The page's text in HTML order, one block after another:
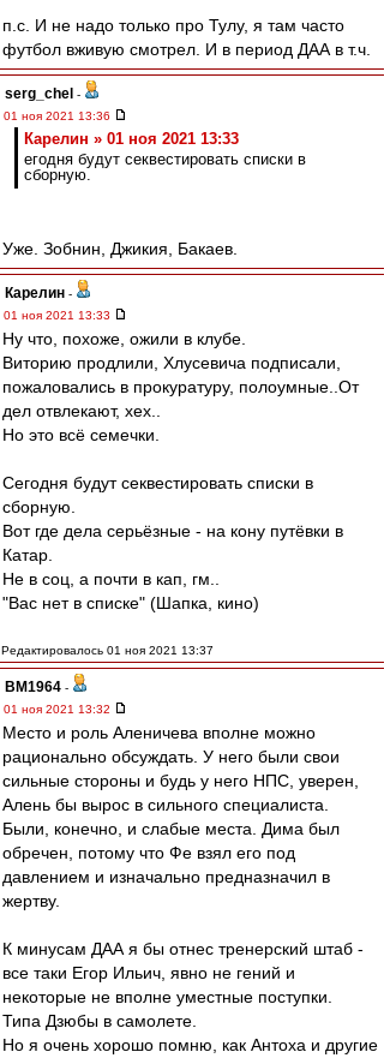
п.с. И не надо только про Тулу, я там часто
футбол вживую смотрел. И в период ДАА в т.ч.
serg_chel -
01 ноя 2021 13:36
Карелин » 01 ноя 2021 13:33
егодня будут секвестировать списки в
сборную.
Уже. Зобнин, Джикия, Бакаев.
Карелин -
01 ноя 2021 13:33
Ну что, похоже, ожили в клубе.
Виторию продлили, Хлусевича подписали,
пожаловались в прокуратуру, полоумные..От
дел отвлекают, хех..
Но это всё семечки.
Сегодня будут секвестировать списки в
сборную.
Вот где дела серьёзные - на кону путёвки в
Катар.
Не в соц, а почти в кап, гм..
"Вас нет в списке" (Шапка, кино)
Редактировалось 01 ноя 2021 13:37
BM1964 -
01 ноя 2021 13:32
Место и роль Аленичева вполне можно
рационально обсуждать. У него были свои
сильные стороны и будь у него НПС, уверен,
Алень бы вырос в сильного специалиста.
Были, конечно, и слабые места. Дима был
обречен, потому что Фе взял его под
давлением и изначально предназначил в
жертву.
К минусам ДАА я бы отнес тренерский штаб -
все таки Егор Ильич, явно не гений и
некоторые не вполне уместные поступки.
Типа Дзюбы в самолете.
Но я очень хорошо помню, как Антоха и другие